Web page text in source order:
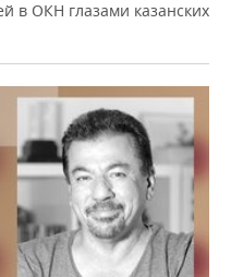
в ОКН глазами казанских